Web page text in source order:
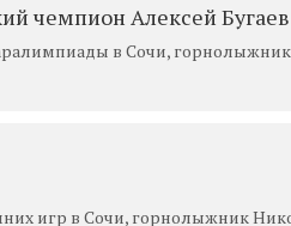
чемпион Алексей Бугаев
в Сочи, горнолыжник
игр в Сочи, горнолыжник